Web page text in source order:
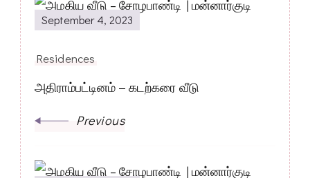
Post
Navigation
September 4, 2023
Residences
அதிராம்பட்டினம் – கடற்கரை வீடு
Previous